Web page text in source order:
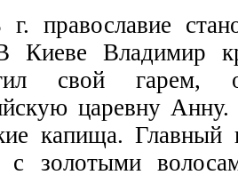
православие
Киеве Владимир
свой гарем,
царевну
капища.
с золотыми